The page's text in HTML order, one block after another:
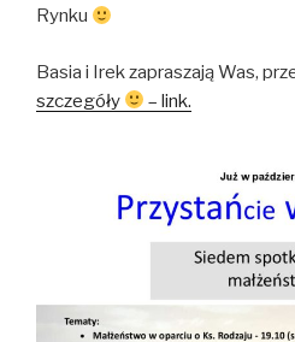
Rynku
Basia i Irek zapraszają Was,
szczegóły
– link.